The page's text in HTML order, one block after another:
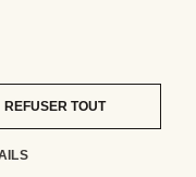
REFUSER TOUT